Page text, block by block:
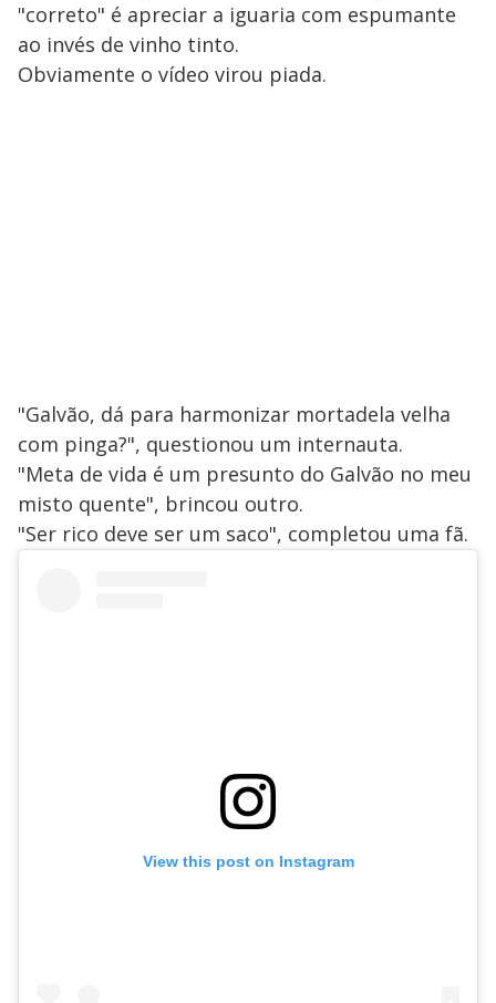
"correto" é apreciar a iguaria com espumante
ao invés de vinho tinto.
Obviamente o vídeo virou piada.
"Galvão, dá para harmonizar mortadela velha
com pinga?", questionou um internauta.
"Meta de vida é um presunto do Galvão no meu
misto quente", brincou outro.
"Ser rico deve ser um saco", completou uma fã.
View this post on Instagram